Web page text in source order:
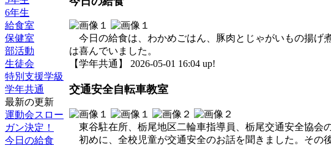
6年生
給食室
保健室
部活動
生徒会
特別支援学級
学年共通
最新の更新
運動会スロー
ガン決定！
今日の給食
今日の給食は、わかめごはん、豚肉とじゃがいもの揚げ
は喜んでいました。
【学年共通】 2026-05-01 16:04 up!
交通安全自転車教室
東谷駐在所、栃尾地区二輪車指導員、栃尾交通安全協会
初めに、全校児童が交通安全のお話を聞きました。その